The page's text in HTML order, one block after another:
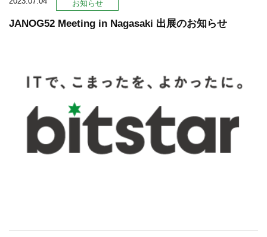
WORKS
RECRUIT
STAFF BLOG
CONTACT US
プライバシーポリシー
お知らせ
JANOG52 Meeting in Nagasaki 出展のお知らせ